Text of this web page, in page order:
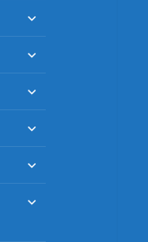
меню
раскрыть
меню
раскрыть
меню
раскрыть
меню
раскрыть
меню
раскрыть
меню
раскрыть